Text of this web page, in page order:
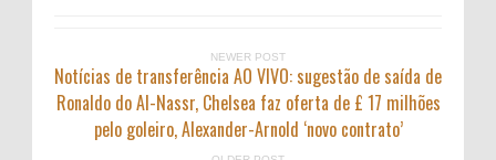
NEWER POST
Notícias de transferência AO VIVO: sugestão de saída de
Ronaldo do Al-Nassr, Chelsea faz oferta de £ 17 milhões
pelo goleiro, Alexander-Arnold ‘novo contrato’